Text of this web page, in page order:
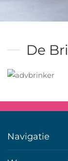
De
Navigatie